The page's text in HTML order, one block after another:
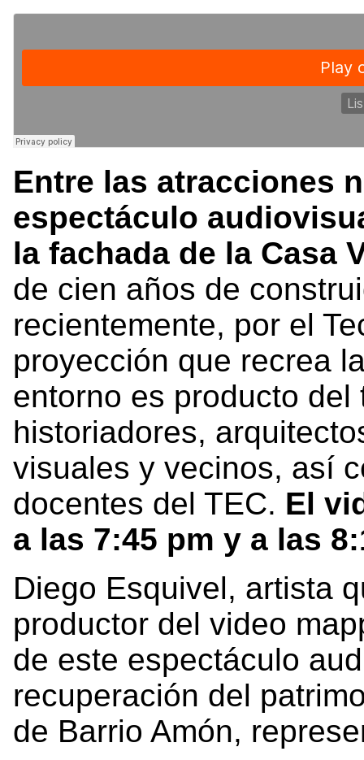
Entre las atracciones
espectáculo
la fachada de la Casa
de cien años de
recientemente, por el
proyección que recrea
entorno es producto
historiadores,
visuales y vecinos, así
docentes del TEC. El
a las 7:45 pm y a las
Diego Esquivel, artista
productor del video
de este espectáculo
recuperación del
de Barrio Amón,